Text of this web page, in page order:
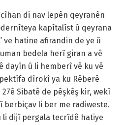
di nav lepên qeyranên
kapîtalîst û qeyrana
ve hatine afirandin de ye û
bedela herî giran a vê
dayîn û li hemberî vê ku vê
dîrokî ya ku Rêberê
Sibatê de pêşkêş kir, wekî
li ber me radiweste.
li dijî pergala tecrîdê hatiye